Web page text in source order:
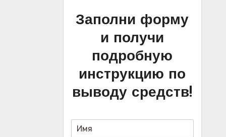
Заполни форму
и получи
подробную
инструкцию по
выводу средств!